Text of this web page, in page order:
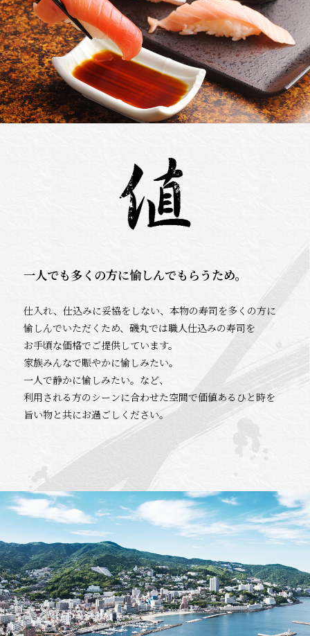
一人でも多くの方に愉しんでもらうため。
仕入れ、仕込みに妥協をしない、本物の寿司を多くの方に
愉しんでいただくため、磯丸では職人仕込みの寿司を
お手頃な価格でご提供しています。
家族みんなで賑やかに愉しみたい。
一人で静かに愉しみたい。など、
利用される方のシーンに合わせた空間で価値あるひと時を
旨い物と共にお過ごしください。